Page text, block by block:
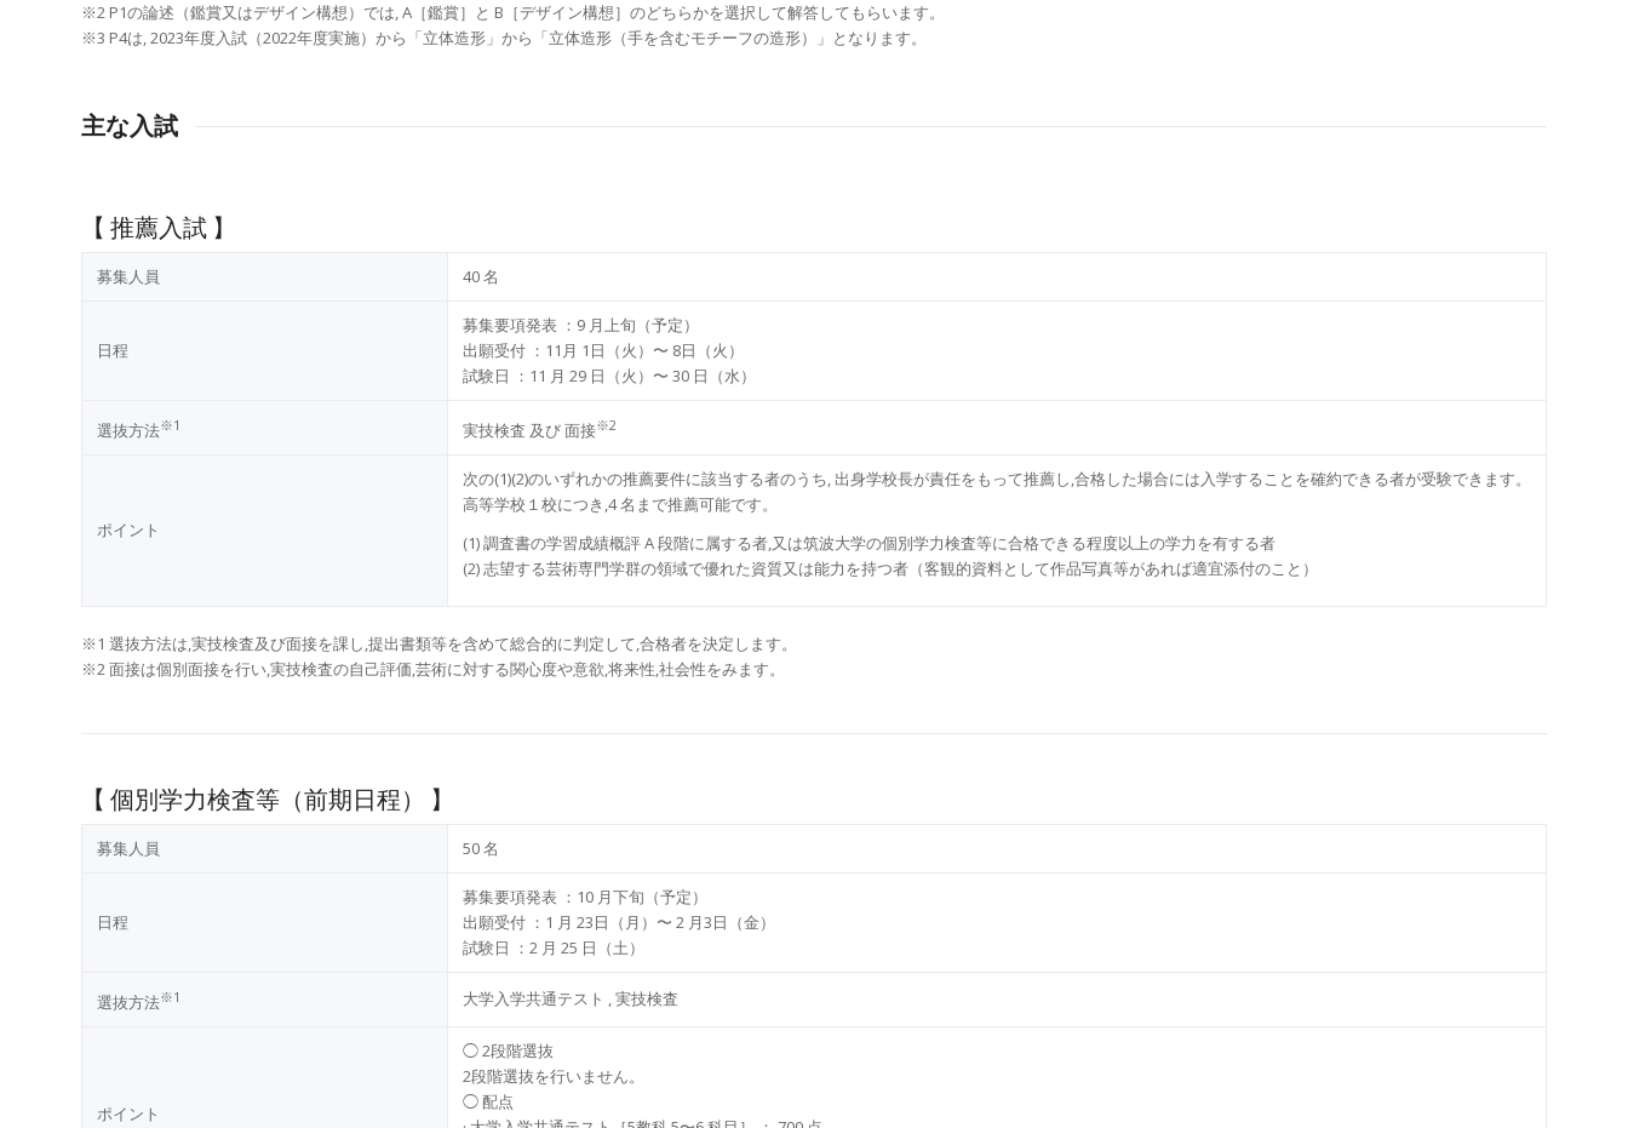
※2 P1の論述（鑑賞⼜はデザイン構想）では, A［鑑賞］と B［デザイン構想］のどちらかを選択して解答してもらいます。
※3 P4は, 2023年度入試（2022年度実施）から「立体造形」から「立体造形（手を含むモチーフの造形）」となります。
主な入試
【 推薦入試 】
募集⼈員 40 名
⽇程
募集要項発表 ：9 ⽉上旬（予定）
出願受付 ：11⽉ 1⽇（火）〜 8⽇（火）
試験⽇ ：11 ⽉ 29 ⽇（火）〜 30 ⽇（水）
選抜⽅法※1 実技検査 及び ⾯接※2
ポイント
次の(1)(2)のいずれかの推薦要件に該当する者のうち, 出⾝学校⻑が責任をもって推薦し,合格した場合には⼊学することを確約できる者が受験できます。
⾼等学校１校につき,4 名まで推薦可能です。
(1) 調査書の学習成績概評 A 段階に属する者,⼜は筑波⼤学の個別学⼒検査等に合格できる程度以上の学⼒を有する者
(2) 志望する芸術専⾨学群の領域で優れた資質⼜は能⼒を持つ者（客観的資料として作品写真等があれば適宜添付のこと）
※1 選抜⽅法は,実技検査及び⾯接を課し,提出書類等を含めて総合的に判定して,合格者を決定します。
※2 ⾯接は個別⾯接を⾏い,実技検査の⾃⼰評価,芸術に対する関⼼度や意欲,将来性,社会性をみます。
【 個別学力検査等（前期日程） 】
募集⼈員 50 名
⽇程
募集要項発表 ：10 ⽉下旬（予定）
出願受付 ：1 ⽉ 23⽇（⽉）〜 2 ⽉3⽇（金）
試験⽇ ：2 ⽉ 25 ⽇（土）
選抜⽅法※1 ⼤学⼊学共通テスト , 実技検査
ポイント
◯ 2段階選抜
2段階選抜を⾏いません。
◯ 配点